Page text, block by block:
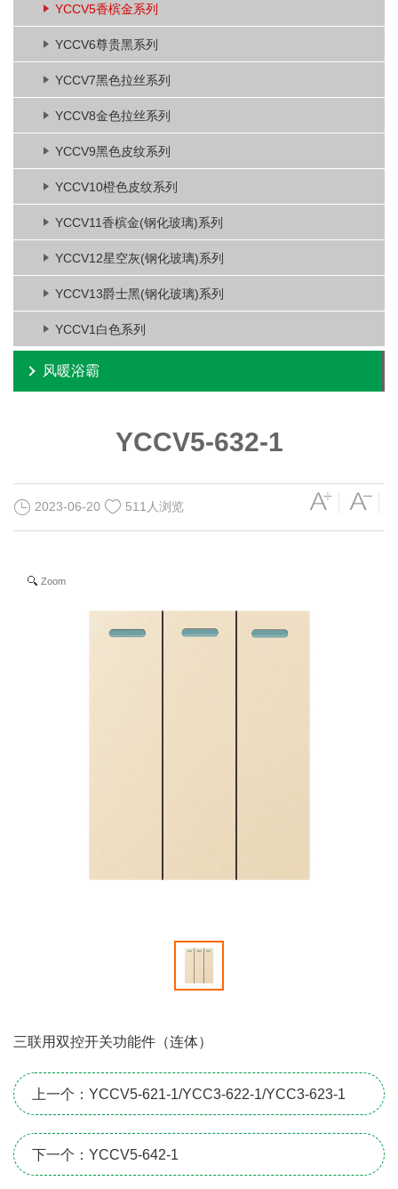
YCCV5香槟金系列
YCCV6尊贵黑系列
YCCV7黑色拉丝系列
YCCV8金色拉丝系列
YCCV9黑色皮纹系列
YCCV10橙色皮纹系列
YCCV11香槟金(钢化玻璃)系列
YCCV12星空灰(钢化玻璃)系列
YCCV13爵士黑(钢化玻璃)系列
YCCV1白色系列
风暖浴霸
YCCV5-632-1
2023-06-20 511人浏览
Zoom
三联用双控开关功能件（连体）
上一个：YCCV5-621-1/YCC3-622-1/YCC3-623-1
下一个：YCCV5-642-1